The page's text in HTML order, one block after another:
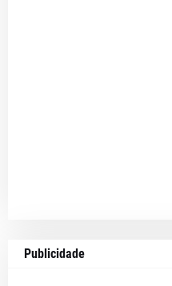
Publicidade